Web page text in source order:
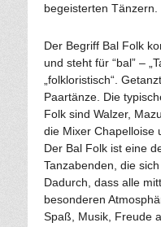
begeisterten Tänzern.
Der Begriff Bal Folk
und steht für “bal” –
„folkloristisch“.
Paartänze. Die
Folk sind Walzer,
die Mixer Chapelloise
Der Bal Folk ist eine
Tanzabenden, die
Dadurch, dass alle
besonderen
Spaß, Musik, Freude